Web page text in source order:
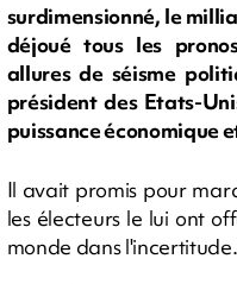
surdimensionné, le
déjoué tous les
allures de séisme
président des Etats-
puissance économique
Il avait promis pour
les électeurs le lui ont
monde dans l'incertitude.